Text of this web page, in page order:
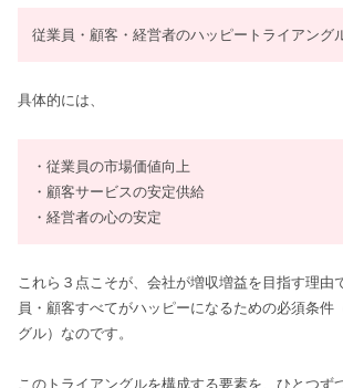
従業員・顧客・経営者のハッピートライアング
具体的には、
・従業員の市場価値向上
・顧客サービスの安定供給
・経営者の心の安定
これら３点こそが、会社が増収増益を目指す理由
員・顧客すべてがハッピーになるための必須条件
グル）なのです。
このトライアングルを構成する要素を、ひとつず